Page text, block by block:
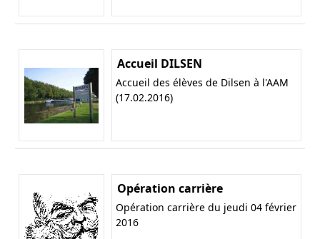
Accueil DILSEN
Accueil des élèves de Dilsen à l'AAM
(17.02.2016)
Opération carrière
Opération carrière du jeudi 04 février
2016